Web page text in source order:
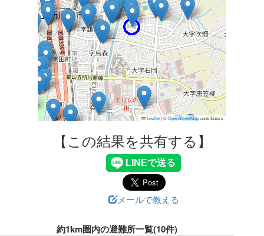
Leaflet|©OpenStreetMapcontributors
【この結果を共有する】
メールで教える
約1km圏内の避難所一覧(10件)